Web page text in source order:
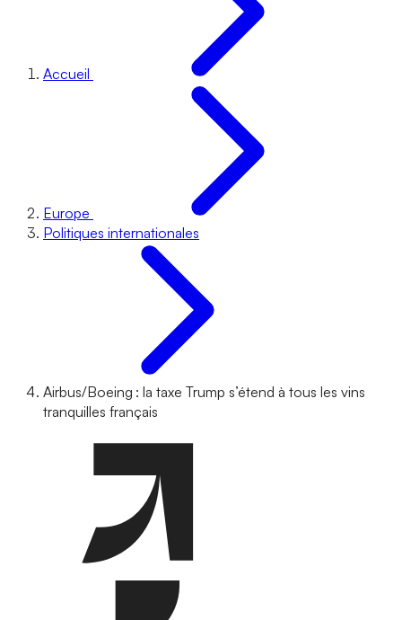
Accueil
Europe
Politiques internationales
Airbus/Boeing : la taxe Trump s’étend à tous les vins
tranquilles français